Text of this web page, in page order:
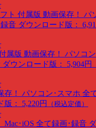
ト 付属版 動画保存！ パ
音 ダウンロード版：
属版 動画保存！ パソコ
ダウンロード版： 5,904円
存！ パソコン･スマホ 全
版： 5,220円 （税込定価）
Mac･iOS 全て録画･録音